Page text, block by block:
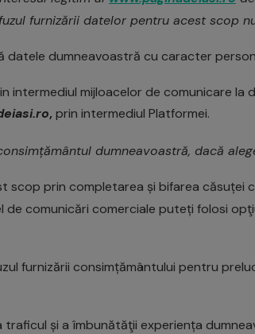
furnizării datelor pentru acest scop
datele dumneavoastră cu caracter
mijloacelor de comunicare la
, prin intermediul Platformei.
dumneavoastră, dacă
prin completarea și bifarea
comunicări comerciale puteți folosi
furnizării consimțământului pentru
și a îmbunătăţii experiența